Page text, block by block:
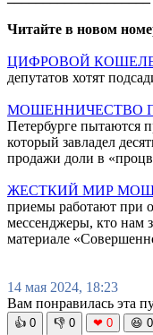
Читайте в новом
ЦИФРОВОЙ
депутатов хотят
МОШЕННИЧЕСТВО
Петербурге пытаются
который завладел
продажи доли в
ЖЕСТКИЙ МИР
приемы работают при
мессенджеры, кто нам
материале
14 мая 2024, 18:23
Вам понравилась эта
👍 0 👎 0 ❤ 0 😆 0